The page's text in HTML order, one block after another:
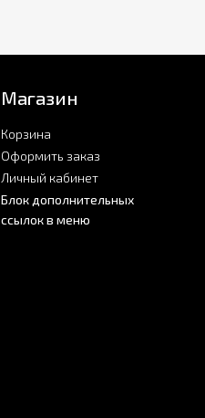
Магазин
Корзина
Оформить заказ
Личный кабинет
Блок дополнительных
ссылок в меню